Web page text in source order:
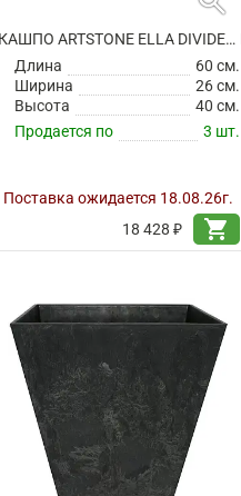
КАШПО ARTSTONE ELLA DIVIDER BLACK
Длина
60 см.
Ширина
26 см.
Высота
40 см.
Продается по
3 шт.
Поставка ожидается 18.08.26г.
18 428 ₽
shopping_cart